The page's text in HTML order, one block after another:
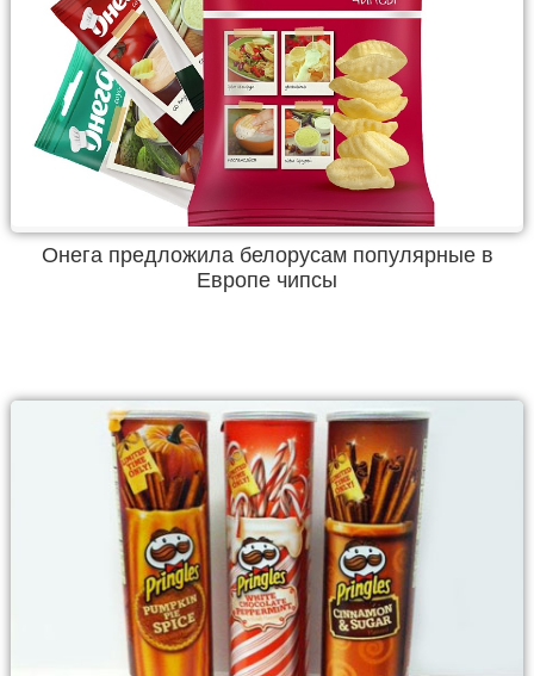
Онега предложила белорусам популярные в
Европе чипсы